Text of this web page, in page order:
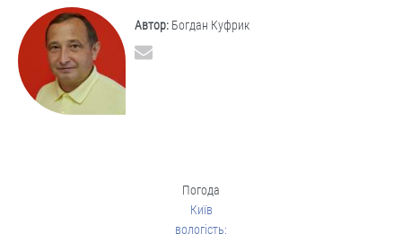
Автор: Богдан Куфрик
Погода
Київ
вологість: